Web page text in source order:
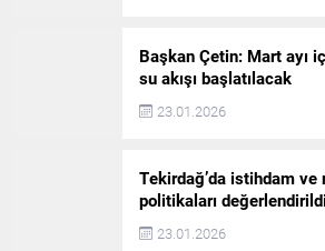
Başkan Çetin: Mart ayı
su akışı başlatılacak
23.01.2026
Tekirdağ’da istihdam
politikaları değerlendirildi
23.01.2026